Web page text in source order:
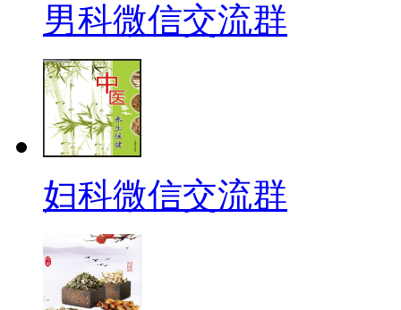
男科微信交流群
妇科微信交流群